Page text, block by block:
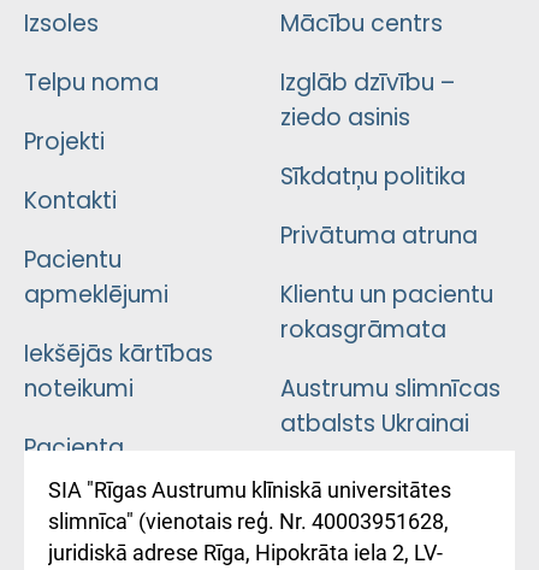
Izsoles
Telpu noma
Projekti
Kontakti
Pacientu
apmeklējumi
Iekšējās kārtības
noteikumi
Pacienta
atsauksmju/sūdzību
iesniegšanas
kārtība
Mācību centrs
Izglāb dzīvību –
ziedo asinis
Sīkdatņu politika
Privātuma atruna
Klientu un pacientu
rokasgrāmata
Austrumu slimnīcas
atbalsts Ukrainai
Підтримка Східної
лікарні та співпраця з
Україною
SIA "Rīgas Austrumu klīniskā universitātes
slimnīca" (vienotais reģ. Nr. 40003951628,
juridiskā adrese Rīga, Hipokrāta iela 2, LV-